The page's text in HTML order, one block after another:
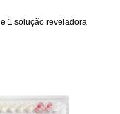
1 solução reveladora